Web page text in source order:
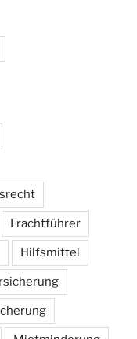
Frachtführer
Hilfsmittel